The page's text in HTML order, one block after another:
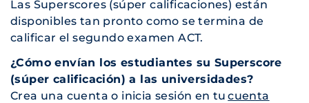
Las Superscores (súper calificaciones) están
disponibles tan pronto como se termina de
calificar el segundo examen ACT.
¿Cómo envían los estudiantes su Superscore
(súper calificación) a las universidades?
Crea una cuenta o inicia sesión en tucuenta